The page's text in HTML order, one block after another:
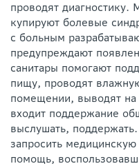
проводят
купируют болевые
с больным
предупреждают
санитары помогают
пищу, проводят
помещении, выводят на
входит поддержание
выслушать,
запросить
помощь,